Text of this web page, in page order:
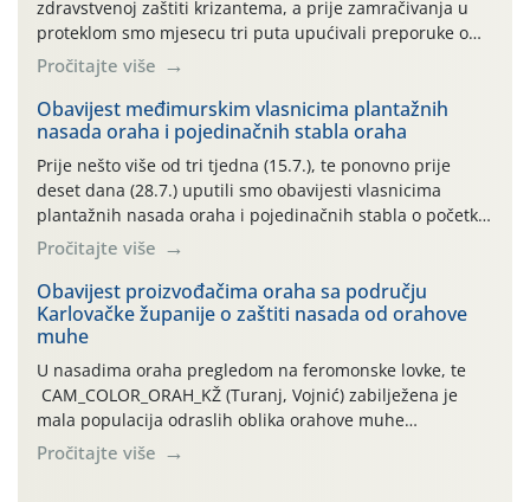
zdravstvenoj zaštiti krizantema, a prije zamračivanja u
proteklom smo mjesecu tri puta upućivali preporuke o
preventivnim mjerama zaštite krizantema od najčešćih
uzročnika bolesti, štetnika i fito-fagnih grinja (23.7., 14.7.,
06.7.)! Na početku ovog mjeseca je zabilježeno je
povijesno i ekstremno vruće meteorološko razdoblje, uz
najviše temperature […]
Pročitajte više
Obavijest međimurskim vlasnicima plantažnih
nasada oraha i pojedinačnih stabla oraha
Prije nešto više od tri tjedna (15.7.), te ponovno prije
deset dana (28.7.) uputili smo obavijesti vlasnicima
plantažnih nasada oraha i pojedinačnih stabla o početku
leta i ovogodišnjoj potrebi usmjerenog suzbijanja
orahove muhe (Rhagoletis completa)! Već dvanaest dana
traje drugi ovogodišnji “toplinski udar”, koji naročito
izražen zadnja šest dana (31.7.-05.8.), jer najviše
temperature zraka svakodnevno […]
Pročitajte više
Obavijest proizvođačima oraha sa području
Karlovačke županije o zaštiti nasada od orahove
muhe
U nasadima oraha pregledom na feromonske lovke, te
CAM_COLOR_ORAH_KŽ (Turanj, Vojnić) zabilježena je
mala populacija odraslih oblika orahove muhe
(Rhagoletis completa). Niska brojnost može se objasniti
činjenicom da je riječ o mladim nasadima s vrlo malim
Pročitajte više